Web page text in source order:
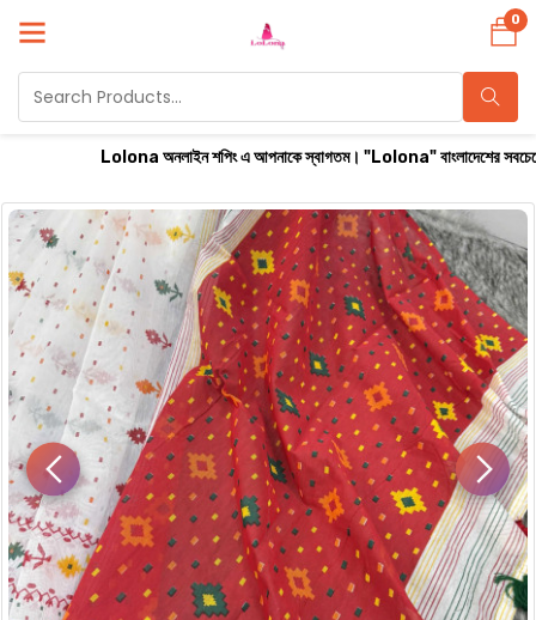
Lolona অনলাইন শপিং এ আপনাকে স্বাগতম। "Lolona" বাংলাদেশের সবচেয়ে বিশ্বস্ত
0